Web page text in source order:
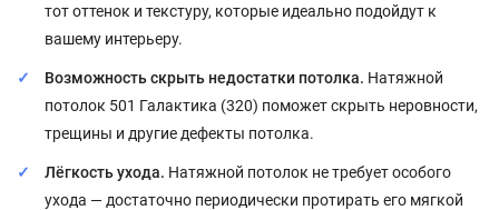
тот оттенок и текстуру, которые идеально подойдут к
вашему интерьеру.
Возможность скрыть недостатки потолка. Натяжной
потолок 501 Галактика (320) поможет скрыть неровности,
трещины и другие дефекты потолка.
Лёгкость ухода. Натяжной потолок не требует особого
ухода — достаточно периодически протирать его мягкой